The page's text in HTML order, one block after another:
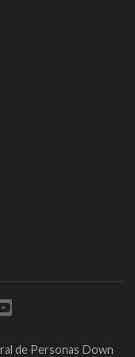
de Personas Down